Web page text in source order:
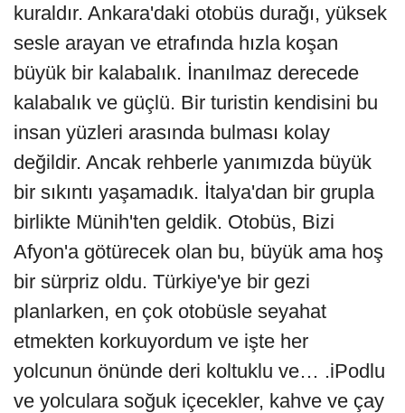
kuraldır. Ankara'daki otobüs durağı, yüksek
sesle arayan ve etrafında hızla koşan
büyük bir kalabalık. İnanılmaz derecede
kalabalık ve güçlü. Bir turistin kendisini bu
insan yüzleri arasında bulması kolay
değildir. Ancak rehberle yanımızda büyük
bir sıkıntı yaşamadık. İtalya'dan bir grupla
birlikte Münih'ten geldik. Otobüs, Bizi
Afyon'a götürecek olan bu, büyük ama hoş
bir sürpriz oldu. Türkiye'ye bir gezi
planlarken, en çok otobüsle seyahat
etmekten korkuyordum ve işte her
yolcunun önünde deri koltuklu ve… .iPodlu
ve yolculara soğuk içecekler, kahve ve çay